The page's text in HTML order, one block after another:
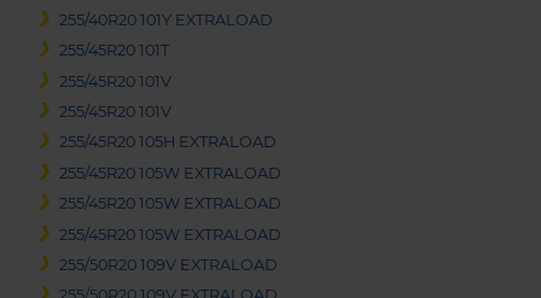
255/40R20 101Y EXTRALOAD
255/45R20 101T
255/45R20 101V
255/45R20 101V
255/45R20 105H EXTRALOAD
255/45R20 105W EXTRALOAD
255/45R20 105W EXTRALOAD
255/45R20 105W EXTRALOAD
255/50R20 109V EXTRALOAD